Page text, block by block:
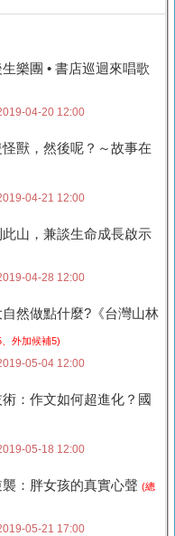
樂團 • 書店巡迴來唱歌
04-20 12:00
獸，然後呢？～故事在
04-21 12:00
山，兼談生命成長啟示
04-28 12:00
然做點什麼?《台灣山林
外加候補5)
05-04 12:00
：作文如何超進化？國
05-18 12:00
：胖女孩的真實心聲 (總
05-21 17:00